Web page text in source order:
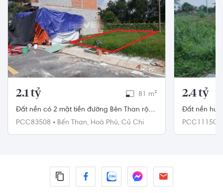
2.1 tỷ 81 m²
Đất nền có 2 mặt tiền đường Bên Than rộng
8m, diện tích 81m2.
PCC83508 • Bến Than, Hoà Phú, Củ Chi
2.4 tỷ
Đất nền
có sổ hồng
PCC111500